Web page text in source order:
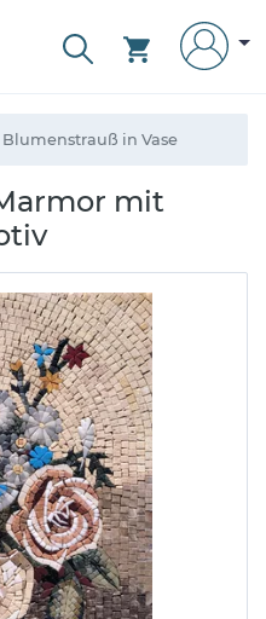
Blumenstrauß in Vase
mit